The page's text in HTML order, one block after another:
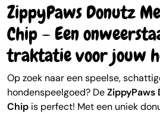
ZippyPaws Donutz
Chip – Een
traktatie voor jouw
Op zoek naar een speelse,
hondenspeelgoed? DeZippyPaws
Chip is perfect! Met een uniek